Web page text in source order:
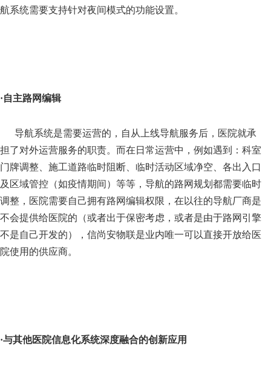
航系统需要支持针对夜间模式的功能设置。
·自主路网编辑
导航系统是需要运营的，自从上线导航服务后，医院就承
担了对外运营服务的职责。而在日常运营中，例如遇到：科室
门牌调整、施工道路临时阻断、临时活动区域净空、各出入口
及区域管控（如疫情期间）等等，导航的路网规划都需要临时
调整，医院需要自己拥有路网编辑权限，在以往的导航厂商是
不会提供给医院的（或者出于保密考虑，或者是由于路网引擎
不是自己开发的），信尚安物联是业内唯一可以直接开放给医
院使用的供应商。
·与其他医院信息化系统深度融合的创新应用